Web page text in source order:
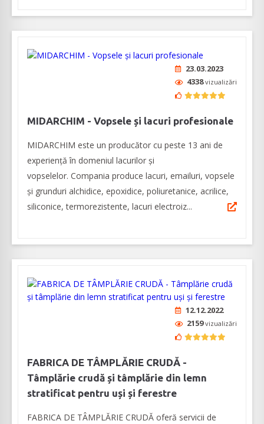
23.03.2023
4338vizualizări
MIDARCHIM - Vopsele și lacuri profesionale
MIDARCHIM este un producător cu peste 13 ani de
experiență în domeniul lacurilor și
vopselelor. Compania produce lacuri, emailuri, vopsele
și grunduri alchidice, epoxidice, poliuretanice, acrilice,
siliconice, termorezistente, lacuri electroiz...
12.12.2022
2159vizualizări
FABRICA DE TÂMPLĂRIE CRUDĂ -
Tâmplărie crudă și tâmplărie din lemn
stratificat pentru uși și ferestre
FABRICA DE TÂMPLĂRIE CRUDĂ oferă servicii de